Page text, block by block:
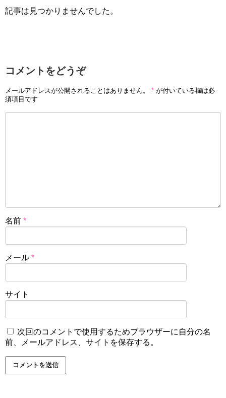
記事は見つかりませんでした。
コメントをどうぞ
メールアドレスが公開されることはありません。 * が付いている欄は必
須項目です
名前 *
メール *
サイト
次回のコメントで使用するためブラウザーに自分の名
前、メールアドレス、サイトを保存する。